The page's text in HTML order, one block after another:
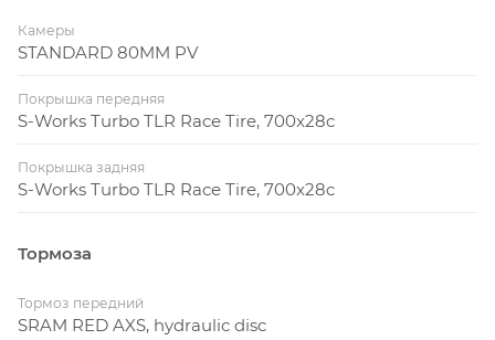
Камеры
STANDARD 80MM PV
Покрышка передняя
S-Works Turbo TLR Race Tire, 700x28c
Покрышка задняя
S-Works Turbo TLR Race Tire, 700x28c
Тормоза
Тормоз передний
SRAM RED AXS, hydraulic disc